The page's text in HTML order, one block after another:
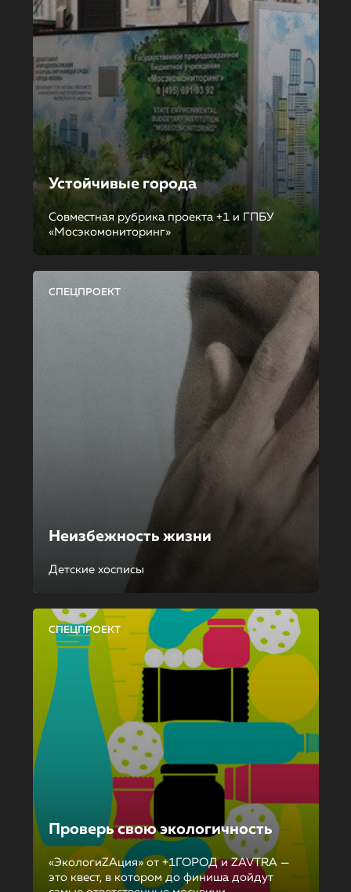
Устойчивые города
Совместная рубрика проекта +1 и ГПБУ
«Мосэкомониторинг»
СПЕЦПРОЕКТ
Неизбежность жизни
Детские хосписы
СПЕЦПРОЕКТ
Проверь свою экологичность
«ЭкологиZAция» от +1ГОРОД и ZAVTRA —
это квест, в котором до финиша дойдут